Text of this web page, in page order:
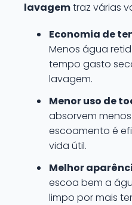
lavagemtraz várias
Economia de
Menos água
tempo gasto
lavagem.
Menor uso de
absorvem
escoamento é
vida útil.
Melhor
escoa bem a
limpo por mais